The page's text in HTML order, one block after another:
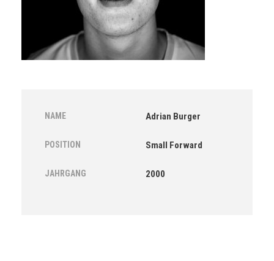
NAME Adrian Burger
POSITION Small Forward
JAHRGANG 2000